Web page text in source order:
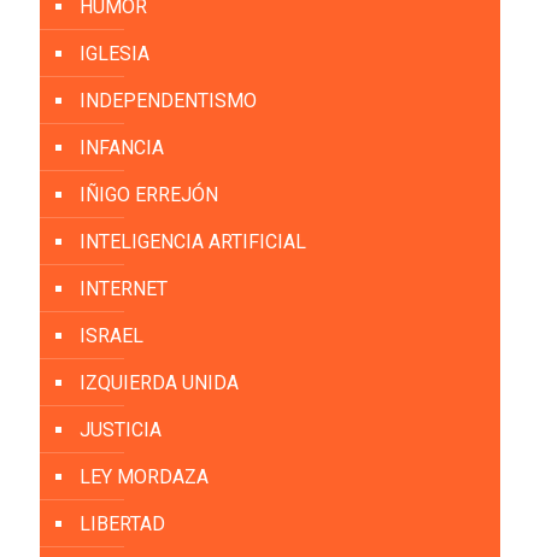
HUMOR
IGLESIA
INDEPENDENTISMO
INFANCIA
IÑIGO ERREJÓN
INTELIGENCIA ARTIFICIAL
INTERNET
ISRAEL
IZQUIERDA UNIDA
JUSTICIA
LEY MORDAZA
LIBERTAD